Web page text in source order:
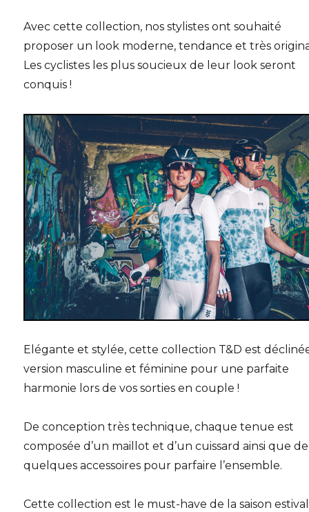
Avec cette collection, nos stylistes ont souhaité
proposer un look moderne, tendance et très
Les cyclistes les plus soucieux de leur look seront
conquis !
Elégante et stylée, cette collection T&D est
version masculine et féminine pour une parfaite
harmonie lors de vos sorties en couple !
De conception très technique, chaque tenue est
composée d’un maillot et d’un cuissard ainsi que de
quelques accessoires pour parfaire l’ensemble.
Cette collection est le must-have de la saison